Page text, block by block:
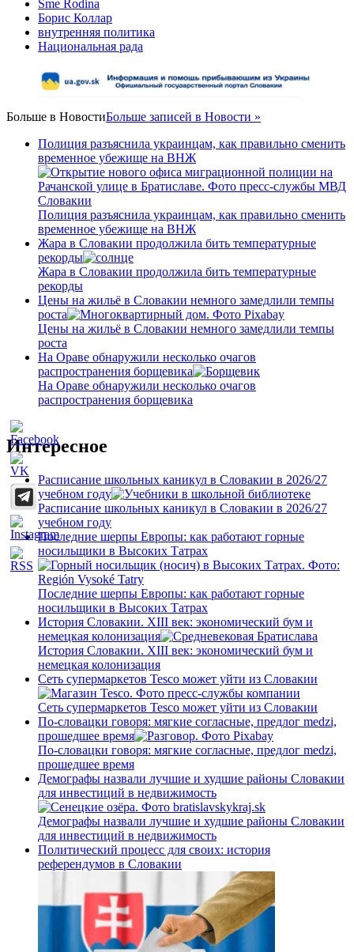
Link
Sme Rodina
Борис Коллар
внутренняя политика
Национальная рада
Больше в НовостиБольше записей в Новости »
Полиция разъяснила украинцам, как правильно сменить
временное убежище на ВНЖ
Полиция разъяснила украинцам, как правильно сменить
временное убежище на ВНЖ
Жара в Словакии продолжила бить температурные
рекорды
Жара в Словакии продолжила бить температурные
рекорды
Цены на жильё в Словакии немного замедлили темпы
роста
Цены на жильё в Словакии немного замедлили темпы
роста
На Ораве обнаружили несколько очагов
распространения борщевика
На Ораве обнаружили несколько очагов
распространения борщевика
Интересное
Расписание школьных каникул в Словакии в 2026/27
учебном году
Расписание школьных каникул в Словакии в 2026/27
учебном году
Последние шерпы Европы: как работают горные
носильщики в Высоких Татрах
Последние шерпы Европы: как работают горные
носильщики в Высоких Татрах
История Словакии. XIII век: экономический бум и
немецкая колонизация
История Словакии. XIII век: экономический бум и
немецкая колонизация
Сеть супермаркетов Tesco может уйти из Словакии
Сеть супермаркетов Tesco может уйти из Словакии
По-словацки говоря: мягкие согласные, предлог medzi,
прошедшее время
По-словацки говоря: мягкие согласные, предлог medzi,
прошедшее время
Демографы назвали лучшие и худшие районы Словакии
для инвестиций в недвижимость
Демографы назвали лучшие и худшие районы Словакии
для инвестиций в недвижимость
Политический процесс для своих: история
референдумов в Словакии